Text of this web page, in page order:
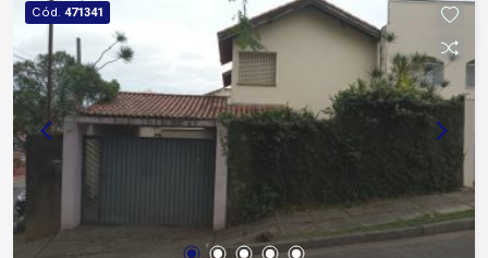
Cód. 471341